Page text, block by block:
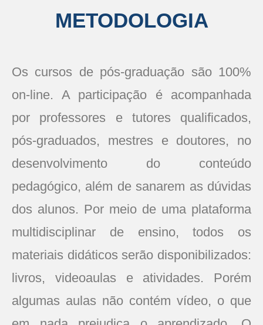
METODOLOGIA
Os cursos de pós-graduação são 100%
on-line. A participação é acompanhada
por professores e tutores qualificados,
pós-graduados, mestres e doutores, no
desenvolvimento do conteúdo
pedagógico, além de sanarem as dúvidas
dos alunos. Por meio de uma plataforma
multidisciplinar de ensino, todos os
materiais didáticos serão disponibilizados:
livros, videoaulas e atividades. Porém
algumas aulas não contém vídeo, o que